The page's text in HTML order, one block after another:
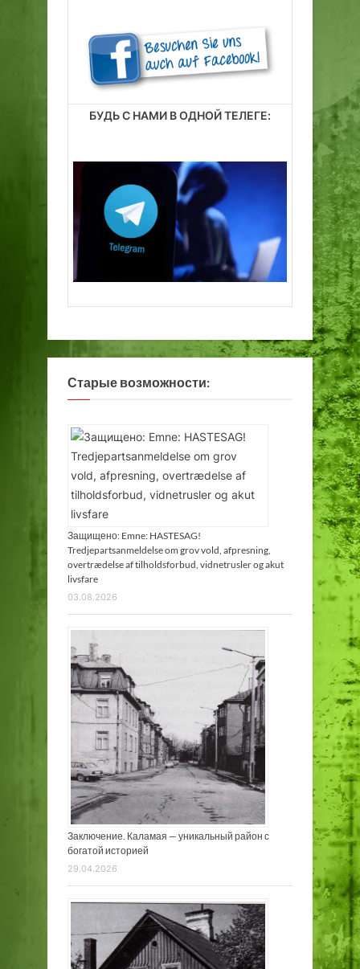
БУДЬ С НАМИ В ОДНОЙ ТЕЛЕГЕ:
Старые возможности:
Защищено: Emne: HASTESAG!
Tredjepartsanmeldelse om grov vold, afpresning,
overtrædelse af tilholdsforbud, vidnetrusler og akut
livsfare
03.08.2026
Заключение. Каламая — уникальный район с
богатой историей
29.04.2026